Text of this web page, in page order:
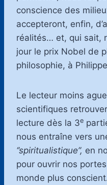
conscience des
accepteront, enfin,
réalités… et, qui sait,
jour le prix Nobel de
philosophie, à
Le lecteur moins
scientifiques
lecture dès la 3e
nous entraîne vers
‘’spiritualistique’’, en
pour ouvrir nos
monde plus